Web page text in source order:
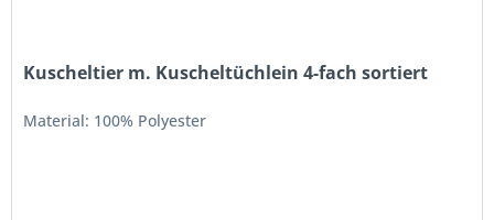
Kuscheltier m. Kuscheltüchlein 4-fach sortiert
Material: 100% Polyester